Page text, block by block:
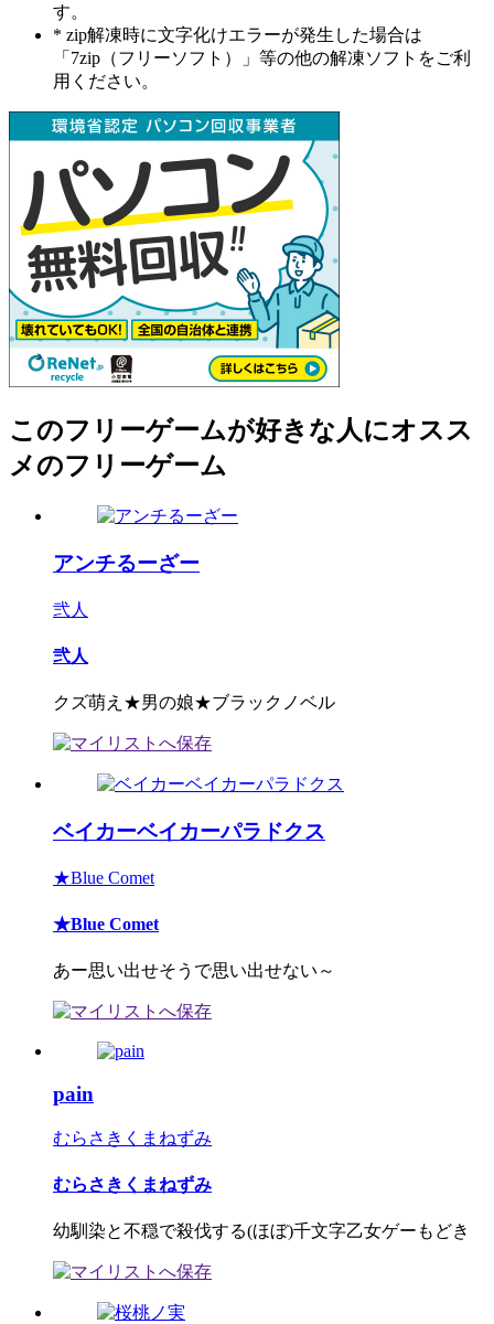
す。
* zip解凍時に文字化けエラーが発生した場合は
「7zip（フリーソフト）」等の他の解凍ソフトをご利
用ください。
このフリーゲームが好きな人にオスス
メのフリーゲーム
アンチるーざー
弐人
弐人
クズ萌え★男の娘★ブラックノベル
ベイカーベイカーパラドクス
★Blue Comet
★Blue Comet
あー思い出せそうで思い出せない～
pain
むらさきくまねずみ
むらさきくまねずみ
幼馴染と不穏で殺伐する(ほぼ)千文字乙女ゲーもどき